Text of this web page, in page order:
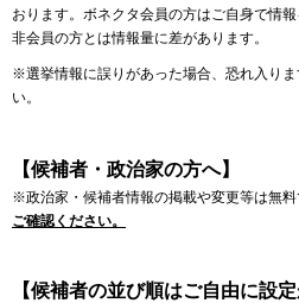
おります。ボネクタ会員の方はご自身で情
非会員の方とは情報量に差があります。
※選挙情報に誤りがあった場合、恐れ入り
い。
【候補者・政治家の方へ】
※政治家・候補者情報の掲載や変更等は無料
ご確認ください。
【候補者の並び順はご自由に設定